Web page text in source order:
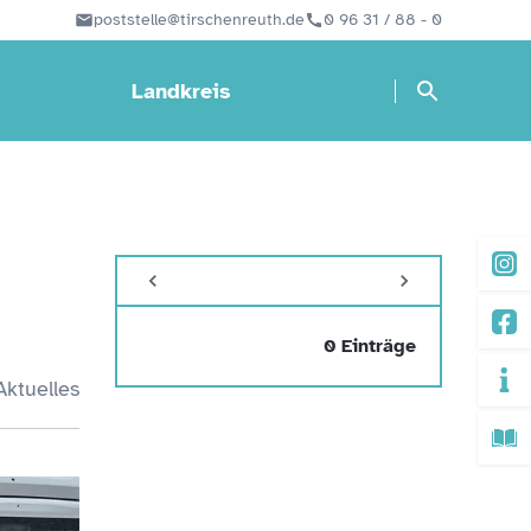
poststelle@tirschenreuth.de 0 96 31 / 88 - 0
Landkreis
0 Einträge